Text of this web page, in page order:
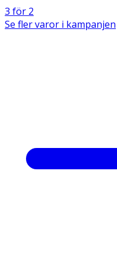
3 för 2
Se fler varor i kampanjen